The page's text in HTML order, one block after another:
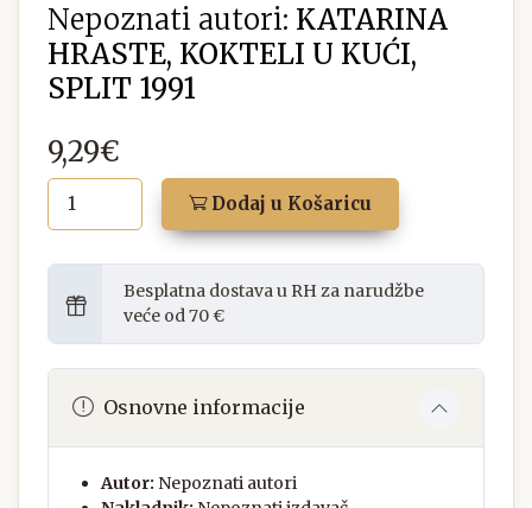
Nepoznati autori: KATARINA
HRASTE, KOKTELI U KUĆI,
SPLIT 1991
9,29€
Dodaj u Košaricu
Besplatna dostava u RH za narudžbe
veće od 70 €
Osnovne informacije
Autor: Nepoznati autori